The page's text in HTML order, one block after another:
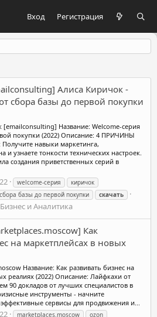
Вход Регистрация
Алиса Киричок -
сбора базы до первой покупки
[emailconsulting] Название: Welcome-серия
покупки (2022) Описание: 4 ПРИЧИНЫ
навыки маркетинга,
и узнаете тонкости технических настроек.
создания приветственных серий в
welcome-серия
киричок
базы до первой покупки скачать
Бизнес и Аналитика
Как
на маркетплейсах в новых
Название: Как развивать бизнес на
реалиях (2022) Описание: Лайфкахи от
90 докладов от лучших специалистов в
инструменты - начните
сервисы для продвижения и...
marketplaces.moscow
ozon